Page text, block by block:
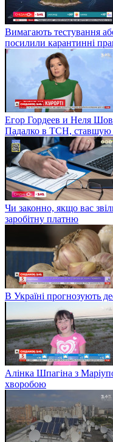
Вимагають тестування
посилили карантинні
Егор Гордеев и Неля
Падалко в ТСН, ставшую
Чи законно, якщо вас
заробітну платню
В Україні прогнозують
Алінка Шпагіна з
хворобою